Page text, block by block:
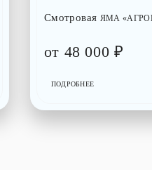
Смотровая ЯМА
от 48 000 ₽
ПОДРОБНЕЕ